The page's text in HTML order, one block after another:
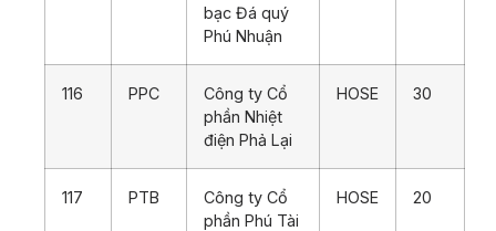
bạc Đá quý
Phú Nhuận
116 PPC
Công ty Cổ
phần Nhiệt
điện Phả Lại
HOSE 30
117 PTB
Công ty Cổ
phần Phú Tài
HOSE 20